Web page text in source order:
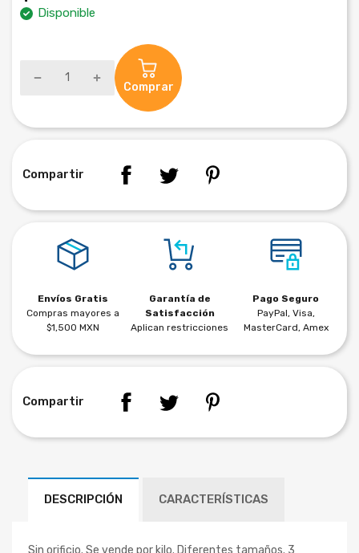
Disponible
Comprar
Compartir
Envíos Gratis
Compras mayores a
$1,500 MXN
Garantía de
Satisfacción
Aplican restricciones
Pago Seguro
PayPal, Visa,
MasterCard, Amex
Compartir
DESCRIPCIÓN CARACTERÍSTICAS
Sin orificio. Se vende por kilo. Diferentes tamaños. 3